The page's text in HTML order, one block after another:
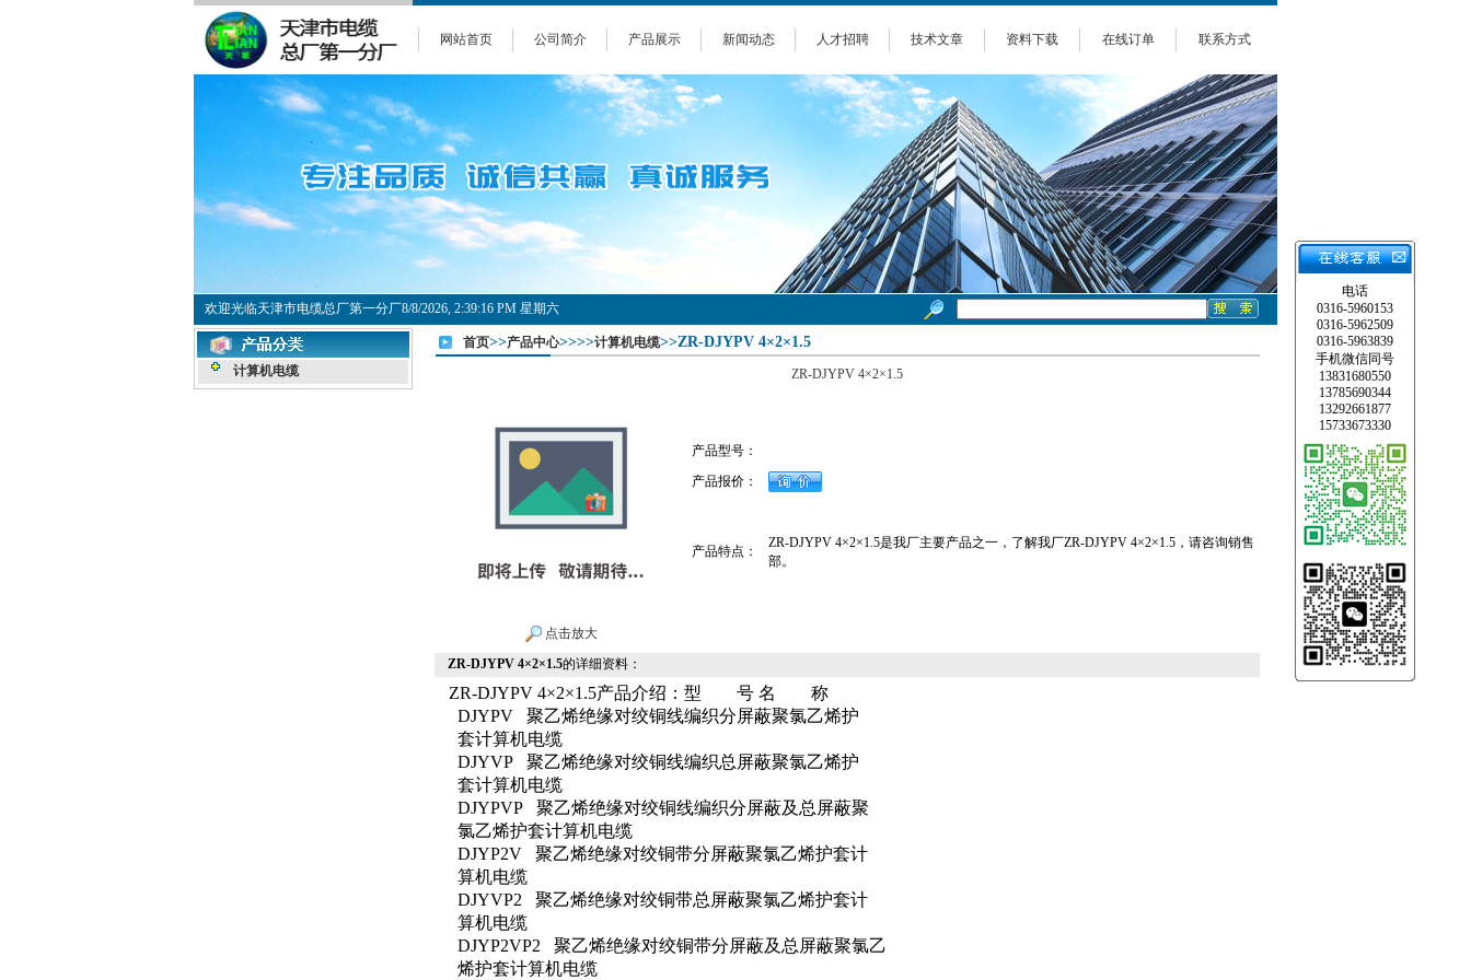
网站首页 公司简介 产品展示 新闻动态 人才招聘 技术文章 资料下载 在线订单 联系方式
欢迎光临天津市电缆总厂第一分厂8/8/2026, 2:39:17 PM 星期六
计算机电缆
首页>>产品中心>>>>计算机电缆>>ZR-DJYPV 4×2×1.5
ZR-DJYPV 4×2×1.5
点击放大
产品型号：
产品报价：
产品特点：
ZR-DJYPV 4×2×1.5是我厂主要产品之一，了解我厂ZR-DJYPV 4×2×1.5，请咨询销售
部。
ZR-DJYPV 4×2×1.5的详细资料：
ZR-DJYPV 4×2×1.5产品介绍：型 号 名 称
DJYPV
聚乙烯绝缘对绞铜线编织分屏蔽聚氯乙烯护
套计算机电缆
DJYVP
聚乙烯绝缘对绞铜线编织总屏蔽聚氯乙烯护
套计算机电缆
DJYPVP
聚乙烯绝缘对绞铜线编织分屏蔽及总屏蔽聚
氯乙烯护套计算机电缆
DJYP2V
聚乙烯绝缘对绞铜带分屏蔽聚氯乙烯护套计
算机电缆
DJYVP2
聚乙烯绝缘对绞铜带总屏蔽聚氯乙烯护套计
算机电缆
DJYP2VP2
聚乙烯绝缘对绞铜带分屏蔽及总屏蔽聚氯乙
烯护套计算机电缆
电话
0316-5960153
0316-5962509
0316-5963839
手机微信同号
13831680550
13785690344
13292661877
15733673330